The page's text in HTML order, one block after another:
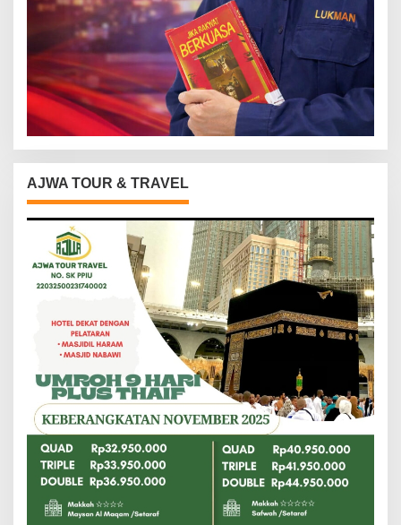
AJWA TOUR & TRAVEL